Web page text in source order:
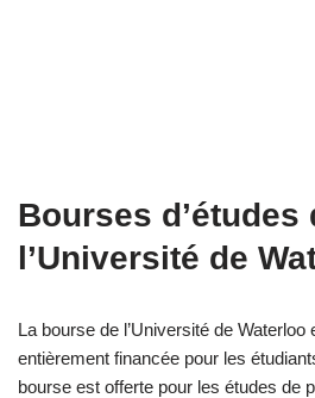
Bourses d’études
l’Université de
La bourse de l’Université de Waterloo
entièrement financée pour les
bourse est offerte pour les études de